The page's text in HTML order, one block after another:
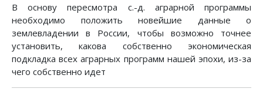
В основу пересмотра с.-д. аграрной программы
необходимо положить новейшие данные о
землевладении в России, чтобы возможно точнее
установить, какова собственно экономическая
подкладка всех аграрных программ нашей эпохи, из-за
чего собственно идет